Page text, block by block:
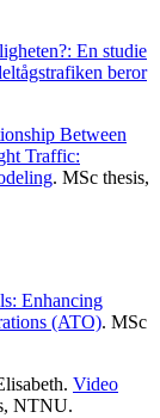
En studie
beror
Between
Traffic:
. MSc thesis,
Enhancing
(ATO). MSc
Video
NTNU.